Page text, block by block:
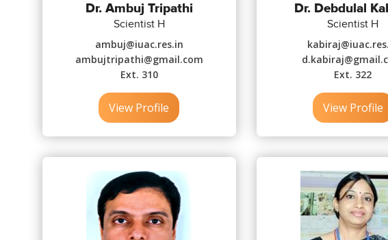
Dr. Ambuj Tripathi
Scientist H
ambuj@iuac.res.in
ambujtripathi@gmail.com
Ext. 310
View Profile
Dr. Debdulal
Scientist H
Ext. 322
View Profile